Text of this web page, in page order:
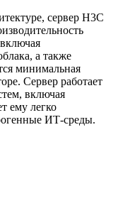
сервер H3C
а также
минимальная
Сервер работает
включая
ему легко
ИТ-среды.